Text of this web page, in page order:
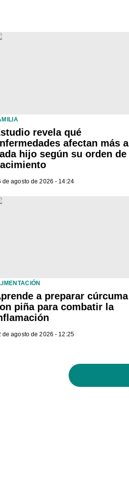
revela qué
afectan más a
hijo según su orden de
de agosto de 2026 - 14:24
a preparar cúrcuma
piña para combatir la
de agosto de 2026 - 12:25